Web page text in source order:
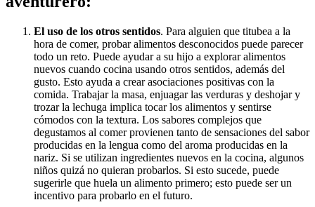
El uso de los otros sentidos. Para alguien que titubea a la
hora de comer, probar alimentos desconocidos puede parecer
todo un reto. Puede ayudar a su hijo a explorar alimentos
nuevos cuando cocina usando otros sentidos, además del
gusto. Esto ayuda a crear asociaciones positivas con la
comida. Trabajar la masa, enjuagar las verduras y deshojar y
trozar la lechuga implica tocar los alimentos y sentirse
cómodos con la textura. Los sabores complejos que
degustamos al comer provienen tanto de sensaciones del sabor
producidas en la lengua como del aroma producidas en la
nariz. Si se utilizan ingredientes nuevos en la cocina, algunos
niños quizá no quieran probarlos. Si esto sucede, puede
sugerirle que huela un alimento primero; esto puede ser un
incentivo para probarlo en el futuro.